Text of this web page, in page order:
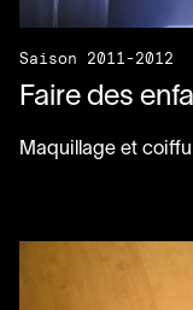
Saison 2011-2012
Faire des
Maquillage et